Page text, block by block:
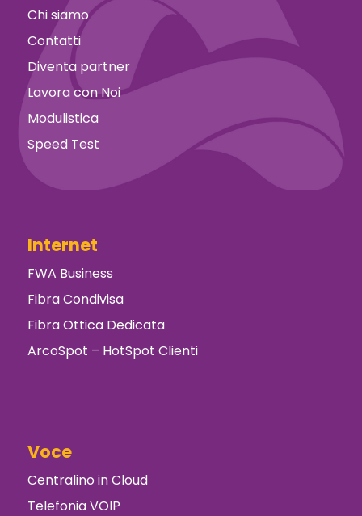
Chi siamo
Contatti
Diventa partner
Lavora con Noi
Modulistica
Speed Test
Internet
FWA Business
Fibra Condivisa
Fibra Ottica Dedicata
ArcoSpot – HotSpot Clienti
Voce
Centralino in Cloud
Telefonia VOIP